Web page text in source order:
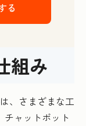
る
組み
、さまざまな工
ャットボット